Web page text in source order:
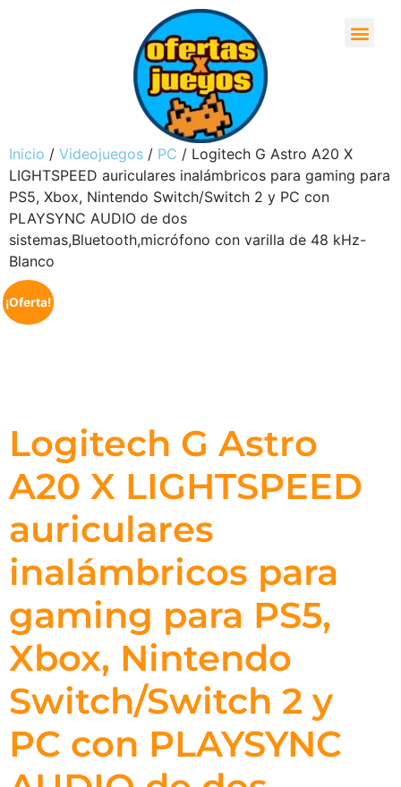
Inicio / Videojuegos / PC / Logitech G Astro A20 X
LIGHTSPEED auriculares inalámbricos para gaming para
PS5, Xbox, Nintendo Switch/Switch 2 y PC con
PLAYSYNC AUDIO de dos
sistemas,Bluetooth,micrófono con varilla de 48 kHz-
Blanco
¡Oferta!
Logitech G Astro
A20 X LIGHTSPEED
auriculares
inalámbricos para
gaming para PS5,
Xbox, Nintendo
Switch/Switch 2 y
PC con PLAYSYNC